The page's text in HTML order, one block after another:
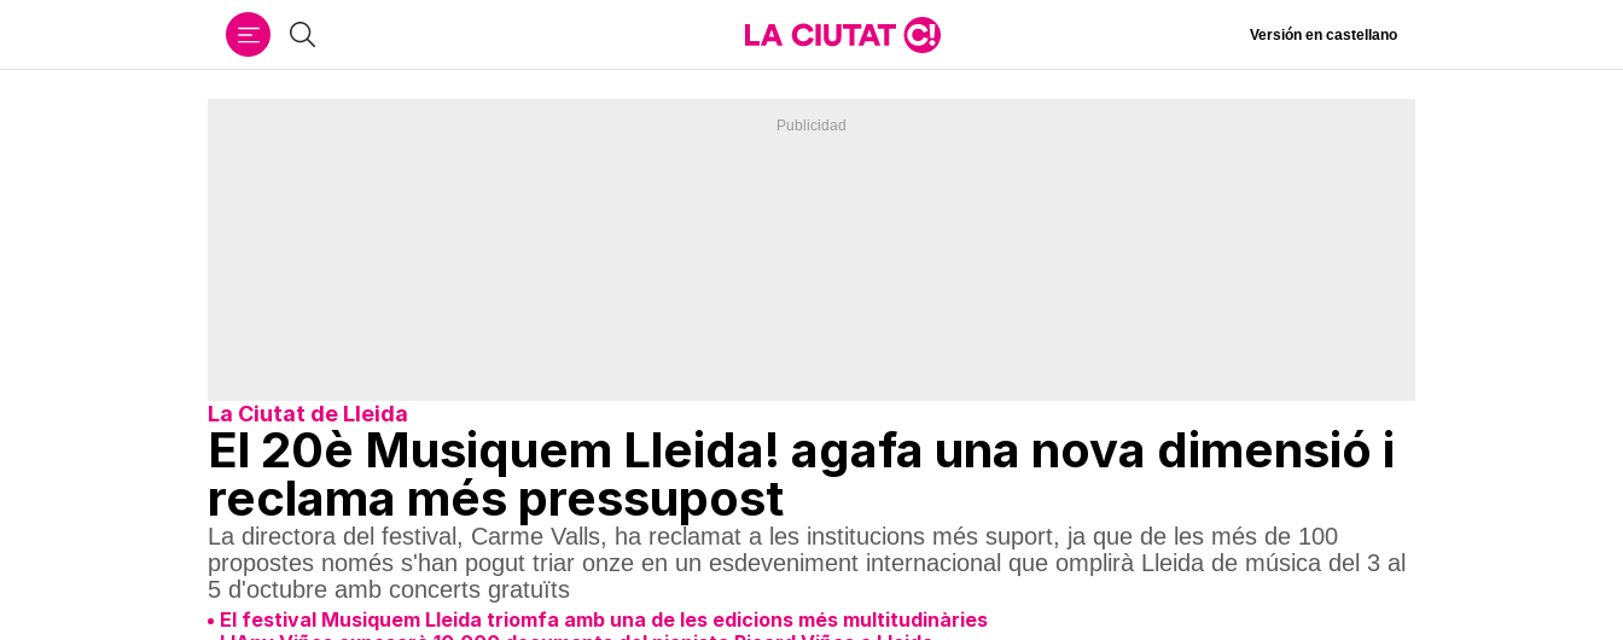
Cercar Versión en castellano
La Ciutat de Lleida
El 20è Musiquem Lleida! agafa una nova dimensió i
reclama més pressupost
La directora del festival, Carme Valls, ha reclamat a les institucions més suport, ja que de les més de 100
propostes només s'han pogut triar onze en un esdeveniment internacional que omplirà Lleida de música del 3 al
5 d'octubre amb concerts gratuïts
El festival Musiquem Lleida triomfa amb una de les edicions més multitudinàries